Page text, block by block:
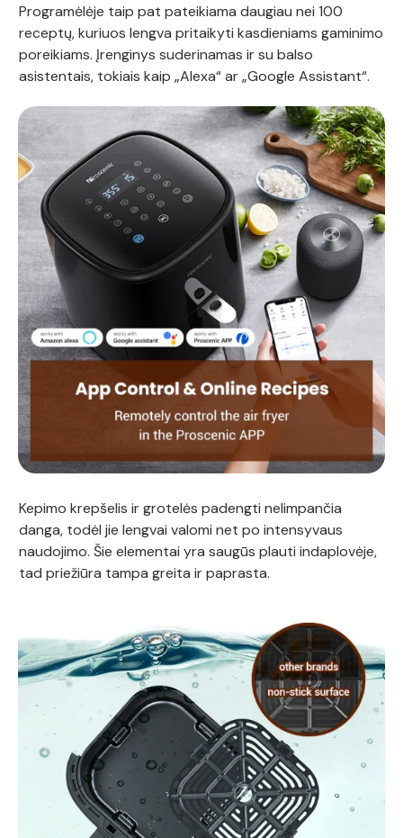
Programėlėje taip pat pateikiama daugiau nei 100
receptų, kuriuos lengva pritaikyti kasdieniams gaminimo
poreikiams. Įrenginys suderinamas ir su balso
asistentais, tokiais kaip „Alexa“ ar „Google Assistant“.
Kepimo krepšelis ir grotelės padengti nelimpančia
danga, todėl jie lengvai valomi net po intensyvaus
naudojimo. Šie elementai yra saugūs plauti indaplovėje,
tad priežiūra tampa greita ir paprasta.